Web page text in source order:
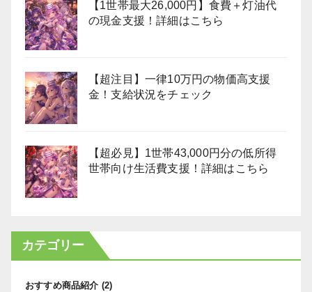
【1世帯最大26,000円】食費＋灯油代
の現金支援！詳細はこちら
【超注目】一律10万円の物価高支援
金！支給状況をチェック
【超必見】1世帯43,000円分の低所得
世帯向け生活費支援！詳細はこちら
カテゴリー
おすすめ商品紹介 (2)